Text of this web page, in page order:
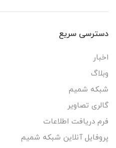
دسترسی سریع
اخبار
وبلاگ
شبکه شمیم
گالری تصاویر
فرم دریافت اطلاعات
پروفایل آنلاین شبکه شمیم